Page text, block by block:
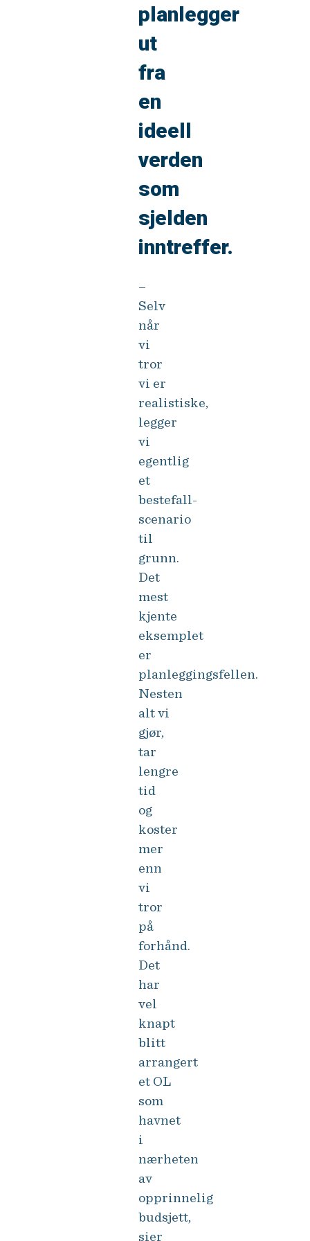
planlegger
ut
fra
en
ideell
verden
som
sjelden
inntreffer.
–
Selv
når
vi
tror
vi er
realistiske,
legger
vi
egentlig
et
bestefall-
scenario
til
grunn.
Det
mest
kjente
eksemplet
er
planleggingsfellen.
Nesten
alt vi
gjør,
tar
lengre
tid
og
koster
mer
enn
vi
tror
på
forhånd.
Det
har
vel
knapt
blitt
arrangert
et OL
som
havnet
i
nærheten
av
opprinnelig
budsjett,
sier